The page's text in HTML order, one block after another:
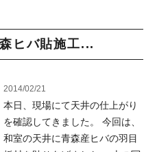
ヒバ貼施工...
2014/02/21
本日、現場にて天井の仕上がり
を確認してきました。 今回は、
和室の天井に青森産ヒバの羽目